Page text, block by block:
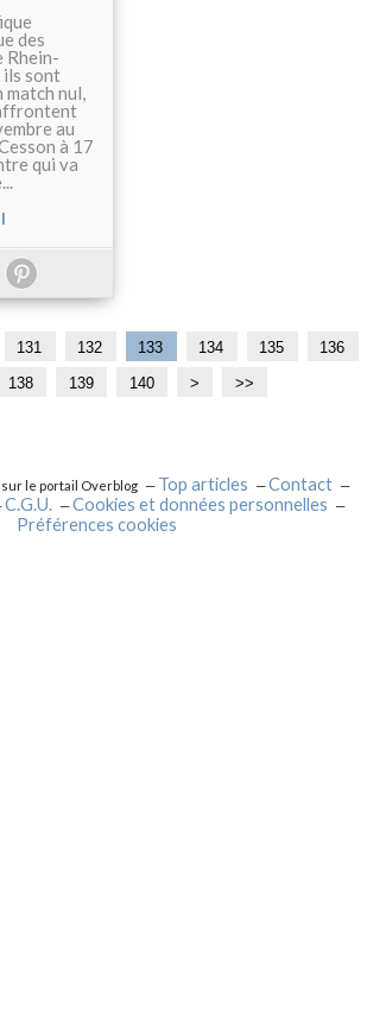
des
Rhein-
ils sont
match nul,
au
à 17
qui va
131 132 133 134 135
136
138 139 140
1
1
1
1
1
2
> >>
sur le portail Overblog Top articles
Contact
C.G.U.
Cookies et données personnelles
Préférences cookies